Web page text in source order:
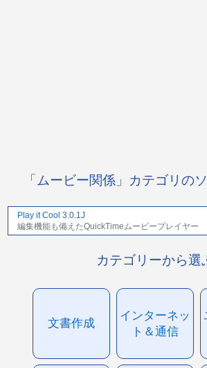
「ムービー関係」カテゴリの
Play it Cool 3.0.1J
編集機能も備えたQuickTimeムービープレイヤー
カテゴリーから選
文書作成
インターネッ
ト＆通信